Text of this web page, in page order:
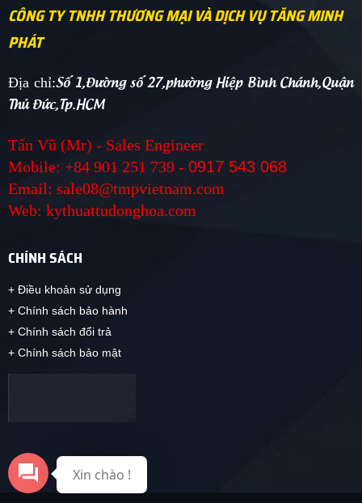
CÔNG TY TNHH THƯƠNG MẠI VÀ DỊCH VỤ TĂNG MINH
PHÁT
Địa chỉ:Số 1,Đường số 27,phường Hiệp Bình Chánh,Quận
Thủ Đức,Tp.HCM
Tấn Vũ (Mr) - Sales Engineer
Mobile: +84 901 251 739 - 0917 543 068
Email: sale08@tmpvietnam.com
Web: kythuattudonghoa.com
CHÍNH SÁCH
+ Điều khoản sử dụng
+ Chính sách bảo hành
+ Chính sách đổi trả
+ Chính sách bảo mật
Xin chào !